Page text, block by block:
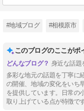
#地域ブログ #相模原市
このブログのここがポ
身近な話題
多彩な地元の話題を丁寧に
の開催、地域の変化をいち
を提供しています。日常の
取り上げている点が特徴です